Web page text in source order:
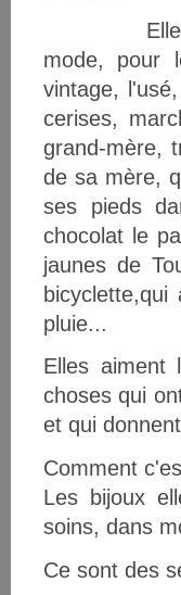
mode, pour
vintage,
cerises,
grand-mère,
de sa mère,
ses pieds
chocolat le
jaunes de
pluie...
Elles
choses qui
et qui
Comment
Les bijoux
soins, dans
Ce sont des